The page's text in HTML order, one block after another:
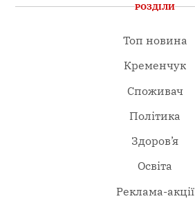
РОЗДІЛИ
Топ новина
Кременчук
Споживач
Політика
Здоров’я
Освіта
Реклама-акції